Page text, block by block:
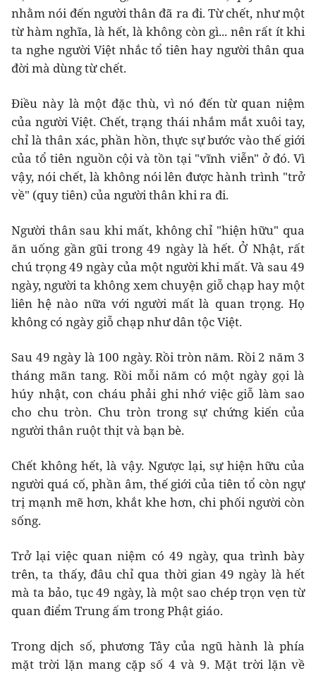
nhằm nói đến người thân đã ra đi. Từ chết, như một
từ hàm nghĩa, là hết, là không còn gì... nên rất ít khi
ta nghe người Việt nhắc tổ tiên hay người thân qua
đời mà dùng từ chết.
Điều này là một đặc thù, vì nó đến từ quan niệm
của người Việt. Chết, trạng thái nhắm mắt xuôi tay,
chỉ là thân xác, phần hồn, thực sự bước vào thế giới
của tổ tiên nguồn cội và tồn tại "vĩnh viễn" ở đó. Vì
vậy, nói chết, là không nói lên được hành trình "trở
về" (quy tiên) của người thân khi ra đi.
Người thân sau khi mất, không chỉ "hiện hữu" qua
ăn uống gần gũi trong 49 ngày là hết. Ở Nhật, rất
chú trọng 49 ngày của một người khi mất. Và sau 49
ngày, người ta không xem chuyện giỗ chạp hay một
liên hệ nào nữa với người mất là quan trọng. Họ
không có ngày giỗ chạp như dân tộc Việt.
Sau 49 ngày là 100 ngày. Rồi tròn năm. Rồi 2 năm 3
tháng mãn tang. Rồi mỗi năm có một ngày gọi là
húy nhật, con cháu phải ghi nhớ việc giỗ làm sao
cho chu tròn. Chu tròn trong sự chứng kiến của
người thân ruột thịt và bạn bè.
Chết không hết, là vậy. Ngược lại, sự hiện hữu của
người quá cố, phần âm, thế giới của tiên tổ còn ngự
trị mạnh mẽ hơn, khắt khe hơn, chi phối người còn
sống.
Trở lại việc quan niệm có 49 ngày, qua trình bày
trên, ta thấy, đâu chỉ qua thời gian 49 ngày là hết
mà ta bảo, tục 49 ngày, là một sao chép trọn vẹn từ
quan điểm Trung ấm trong Phật giáo.
Trong dịch số, phương Tây của ngũ hành là phía
mặt trời lặn mang cặp số 4 và 9. Mặt trời lặn về